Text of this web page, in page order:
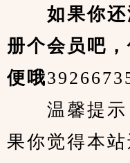
如果你还
册个会员吧
便哦
温馨提示
果你觉得本